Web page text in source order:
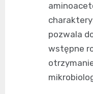
pozwala
wstępne